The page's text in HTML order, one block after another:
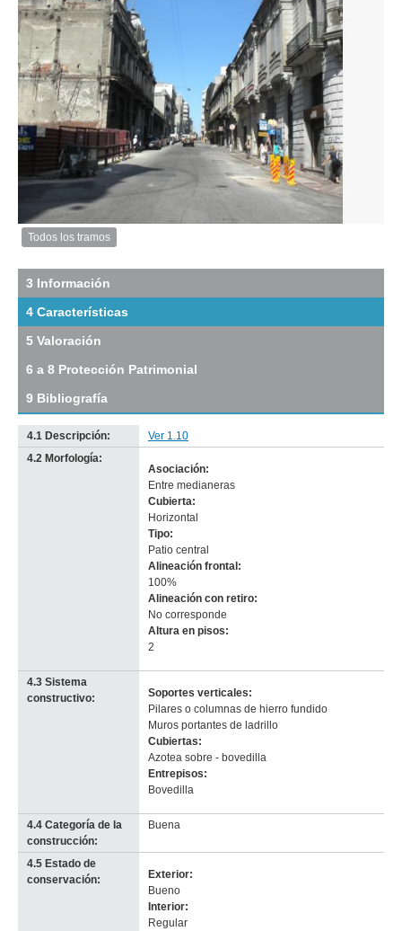
imagen
original
Imagen
tramo:
25
de
Mayo
(VM
Descargar
tamaño
original
Todos los tramos
3 Información
4 Características
5 Valoración
6 a 8 Protección Patrimonial
9 Bibliografía
4.1 Descripción:
Ver 1.10
4.2 Morfología:
Asociación:
Entre medianeras
Cubierta:
Horizontal
Tipo:
Patio central
Alineación frontal:
100%
Alineación con retiro:
No corresponde
-
no
Altura en pisos:
2
4.3 Sistema
constructivo:
Soportes verticales:
Pilares o columnas de hierro fundido
Muros portantes de ladrillo
Cubiertas:
Azotea sobre - bovedilla
Entrepisos:
Bovedilla
4.4 Categoría de la
construcción:
Buena
4.5 Estado de
conservación:
Exterior:
Bueno
Interior:
Regular